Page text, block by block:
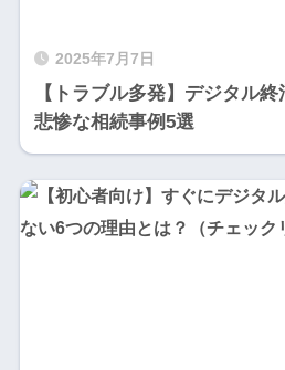
2025年7月7日
【トラブル多発】デジタル
悲惨な相続事例5選